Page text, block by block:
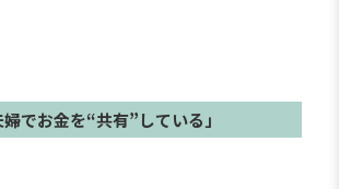
でお金を“共有”している」